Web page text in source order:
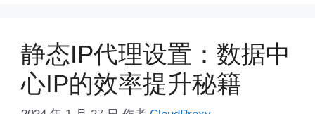
静态IP代理设置：数据中
心IP的效率提升秘籍